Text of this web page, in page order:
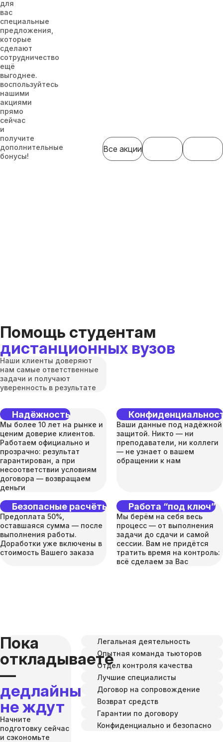
для
вас
специальные
предложения,
которые
сделают
сотрудничество
ещё
выгоднее.
воспользуйтесь
нашими
акциями
прямо
сейчас
и
получите
дополнительные
бонусы!
Все акции
Помощь студентам
дистанционных вузов
Наши клиенты доверяют
нам самые ответственные
задачи и получают
уверенность в результате
Надёжность
Мы более 10 лет на рынке и
ценим доверие клиентов.
Работаем официально и
прозрачно: результат
гарантирован, а при
несоответствии условиям
договора — возвращаем
деньги
Ваши данные под надёжной
защитой. Никто — ни
преподаватели, ни коллеги
— не узнает о вашем
обращении к нам
Безопасные расчёты
Предоплата 50%,
оставшаяся сумма — после
выполнения работы.
Доработки уже включены в
стоимость Вашего заказа
Работа “под ключ”
Мы берём на себя весь
процесс — от выполнения
задачи до сдачи и самой
сессии. Вам не придётся
тратить время на контроль:
всё сделаем за Вас
Пока
откладываете
—
дедлайны
не ждут
Начните
подготовку сейчас
и сэкономьте
Легальная деятельность
Опытная команда тьюторов
Отдел контроля качества
Лучшие специалисты
Договор на сопровождение
Возврат средств
Гарантии по договору
Конфиденциально и безопасно